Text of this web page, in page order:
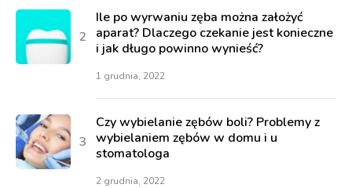
Ile po wyrwaniu zęba można założyć
aparat? Dlaczego czekanie jest konieczne
i jak długo powinno wynieść?
1 grudnia, 2022
Czy wybielanie zębów boli? Problemy z
wybielaniem zębów w domu i u
stomatologa
2 grudnia, 2022